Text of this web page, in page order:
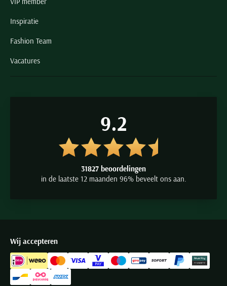
Inspiratie
Fashion Team
Vacatures
9.2
31827 beoordelingen
in de laatste 12 maanden 96% beveelt ons aan.
Wij accepteren